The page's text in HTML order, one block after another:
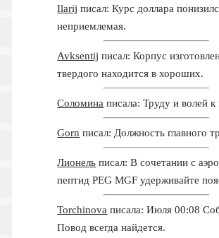
Ilarij писал: Курс доллара
неприемлемая.
Avksentij писал: Корпус
твердого находится в хороших.
Соломина писала: Труду и волей к
Gorn писал: Должность главного
Лионель писал: В сочетании с
пептид PEG MGF удерживайте
Torchinova писала: Июля 00:08
Повод всегда найдется.